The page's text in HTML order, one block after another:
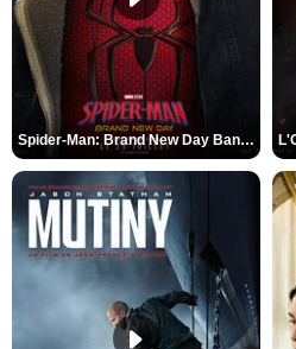
Spider-Man: Brand New Day Bande-annonce VO STFR